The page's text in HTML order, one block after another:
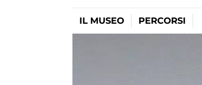
IL MUSEO PERCORSI